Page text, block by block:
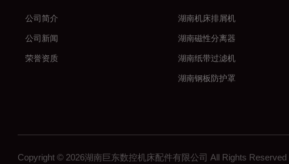
公司简介
公司新闻
荣誉资质
湖南机床排屑机
湖南磁性分离器
湖南纸带过滤机
湖南钢板防护罩
湖南塑料拖链
湖南钢制拖链
Copyright © 2026湖南巨东数控机床配件有限公司 All Rights